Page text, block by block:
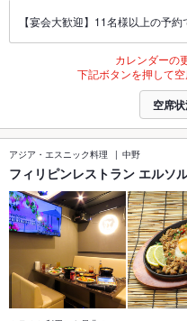
【宴会大歓迎】11名様以上の予約
カレンダーの
下記ボタンを押して空
空席
アジア・エスニック料理 中野
フィリピンレストラン エルソ